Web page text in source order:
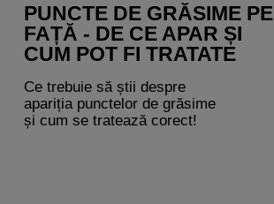
PUNCTE DE GRĂSIME PE
FAȚĂ - DE CE APAR ȘI
CUM POT FI TRATATE
Ce trebuie să știi despre
apariția punctelor de grăsime
și cum se tratează corect!